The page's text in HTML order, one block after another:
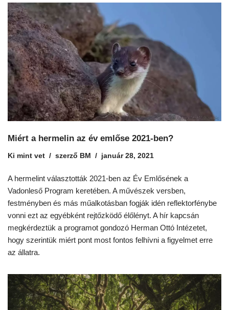
Miért a hermelin az év emlőse 2021-ben?
Ki mint vet szerző BM január 28, 2021
A hermelint választották 2021-ben az Év Emlősének a
Vadonleső Program keretében. A művészek versben,
festményben és más műalkotásban fogják idén reflektorfénybe
vonni ezt az egyébként rejtőzködő élőlényt. A hír kapcsán
megkérdeztük a programot gondozó Herman Ottó Intézetet,
hogy szerintük miért pont most fontos felhívni a figyelmet erre
az állatra.